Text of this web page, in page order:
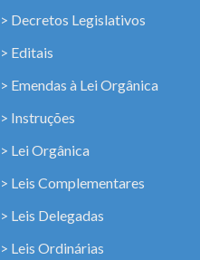
> Decretos Legislativos
> Editais
> Emendas à Lei Orgânica
> Instruções
> Lei Orgânica
> Leis Complementares
> Leis Delegadas
> Leis Ordinárias